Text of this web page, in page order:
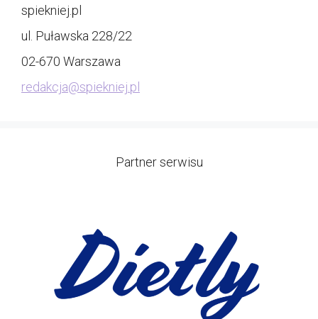
spiekniej.pl
ul. Puławska 228/22
02-670 Warszawa
redakcja@spiekniej.pl
Partner serwisu